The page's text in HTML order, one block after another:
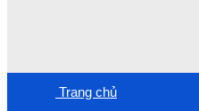
Trang chủ